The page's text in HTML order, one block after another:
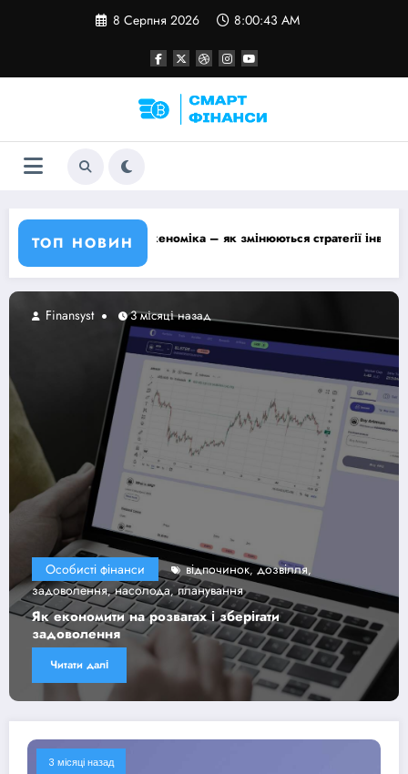
8 Серпня 2026 8:00:44 AM
ТОП НОВИН
– як змінюються стратегії інвестора Автоматична
фінанси відпочинок,дозвілля,
,насолода,планування
на розвагах і зберігати
3 місяці назад
3 місяці назад